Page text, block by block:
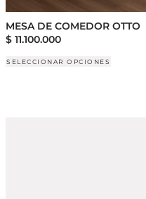
MESA DE COMEDOR OTTO
$ 11.100.000
SELECCIONAR OPCIONES